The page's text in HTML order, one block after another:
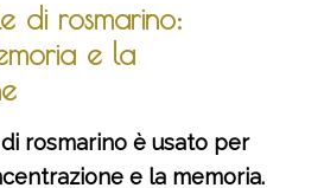
di rosmarino:
e la
rosmarino è usato per
e la memoria.